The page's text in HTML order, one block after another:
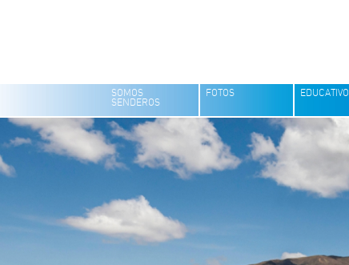
SOMOS
SENDEROS
FOTOS EDUCATIVO